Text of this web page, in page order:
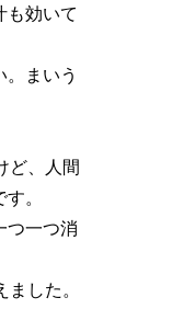
も効いて
まいう
ど、人間
。
つ一つ消
した。